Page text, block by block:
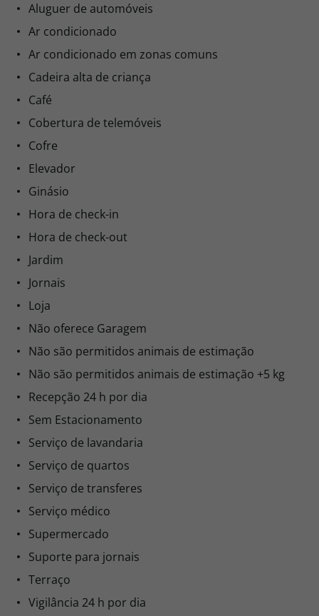
Aluguer de automóveis
Ar condicionado
Ar condicionado em zonas comuns
Cadeira alta de criança
Café
Cobertura de telemóveis
Cofre
Elevador
Ginásio
Hora de check-in
Hora de check-out
Jardim
Jornais
Loja
Não oferece Garagem
Não são permitidos animais de estimação
Não são permitidos animais de estimação +5 kg
Recepção 24 h por dia
Sem Estacionamento
Serviço de lavandaria
Serviço de quartos
Serviço de transferes
Serviço médico
Supermercado
Suporte para jornais
Terraço
Vigilância 24 h por dia